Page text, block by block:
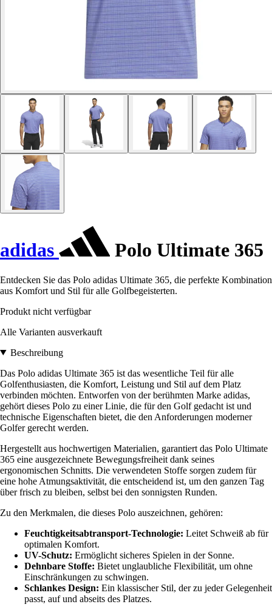
adidas Polo Ultimate 365
Entdecken Sie das Polo adidas Ultimate 365, die perfekte Kombination
aus Komfort und Stil für alle Golfbegeisterten.
Produkt nicht verfügbar
Alle Varianten ausverkauft
Beschreibung
Das Polo adidas Ultimate 365 ist das wesentliche Teil für alle
Golfenthusiasten, die Komfort, Leistung und Stil auf dem Platz
verbinden möchten. Entworfen von der berühmten Marke adidas,
gehört dieses Polo zu einer Linie, die für den Golf gedacht ist und
technische Eigenschaften bietet, die den Anforderungen moderner
Golfer gerecht werden.
Hergestellt aus hochwertigen Materialien, garantiert das Polo Ultimate
365 eine ausgezeichnete Bewegungsfreiheit dank seines
ergonomischen Schnitts. Die verwendeten Stoffe sorgen zudem für
eine hohe Atmungsaktivität, die entscheidend ist, um den ganzen Tag
über frisch zu bleiben, selbst bei den sonnigsten Runden.
Zu den Merkmalen, die dieses Polo auszeichnen, gehören:
Feuchtigkeitsabtransport-Technologie: Leitet Schweiß ab für
optimalen Komfort.
UV-Schutz: Ermöglicht sicheres Spielen in der Sonne.
Dehnbare Stoffe: Bietet unglaubliche Flexibilität, um ohne
Einschränkungen zu schwingen.
Schlankes Design: Ein klassischer Stil, der zu jeder Gelegenheit
passt, auf und abseits des Platzes.